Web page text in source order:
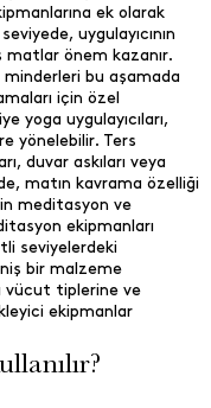
ek olarak
uygulayıcının
önem kazanır.
bu aşamada
için özel
yoga uygulayıcıları,
yönelebilir. Ters
duvar askıları veya
matın kavrama özelliği
meditasyon ve
ekipmanları
seviyelerdeki
bir malzeme
vücut tiplerine ve
ekipmanlar